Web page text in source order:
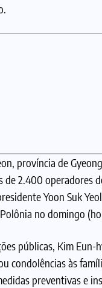
província de
2.400 operadores
Yoon Suk
no domingo
públicas, Kim
condolências às
preventivas e